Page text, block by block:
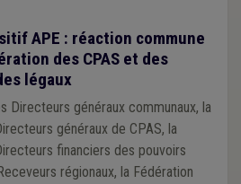
APE : réaction commune
des CPAS et des
légaux
Directeurs généraux communaux, la
généraux de CPAS, la
financiers des pouvoirs
régionaux, la Fédération